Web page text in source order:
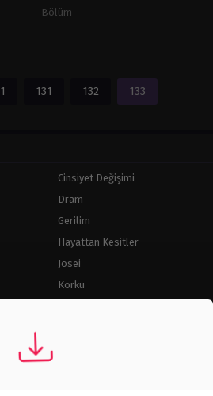
Bölüm
1 131 132 133
Cinsiyet Değişimi
Dram
Gerilim
Hayattan Kesitler
Josei
Korku